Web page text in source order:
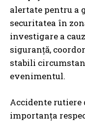
alertate pentru a
securitatea în
investigare a
siguranță,
stabili
evenimentul.
Accidente rutiere
importanța